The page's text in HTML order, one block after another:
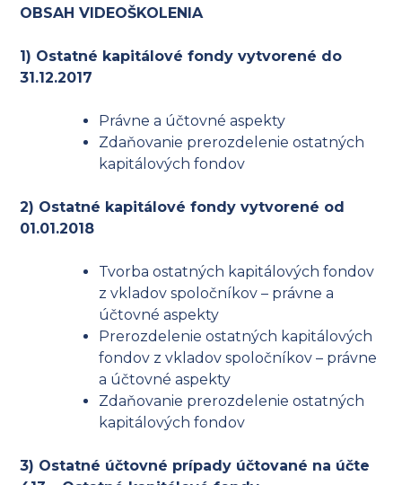
OBSAH VIDEOŠKOLENIA
1) Ostatné kapitálové fondy vytvorené do
31.12.2017
Právne a účtovné aspekty
Zdaňovanie prerozdelenie ostatných
kapitálových fondov
2) Ostatné kapitálové fondy vytvorené od
01.01.2018
Tvorba ostatných kapitálových fondov
z vkladov spoločníkov – právne a
účtovné aspekty
Prerozdelenie ostatných kapitálových
fondov z vkladov spoločníkov – právne
a účtovné aspekty
Zdaňovanie prerozdelenie ostatných
kapitálových fondov
3) Ostatné účtovné prípady účtované na účte